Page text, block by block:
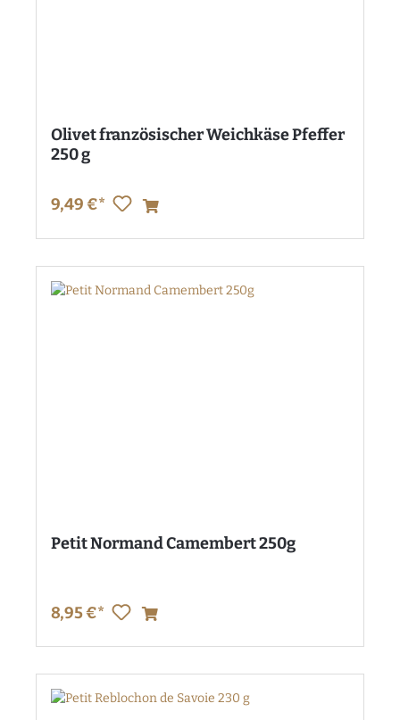
Olivet französischer Weichkäse Pfeffer
250 g
9,49 €*
Petit Normand Camembert 250g
8,95 €*